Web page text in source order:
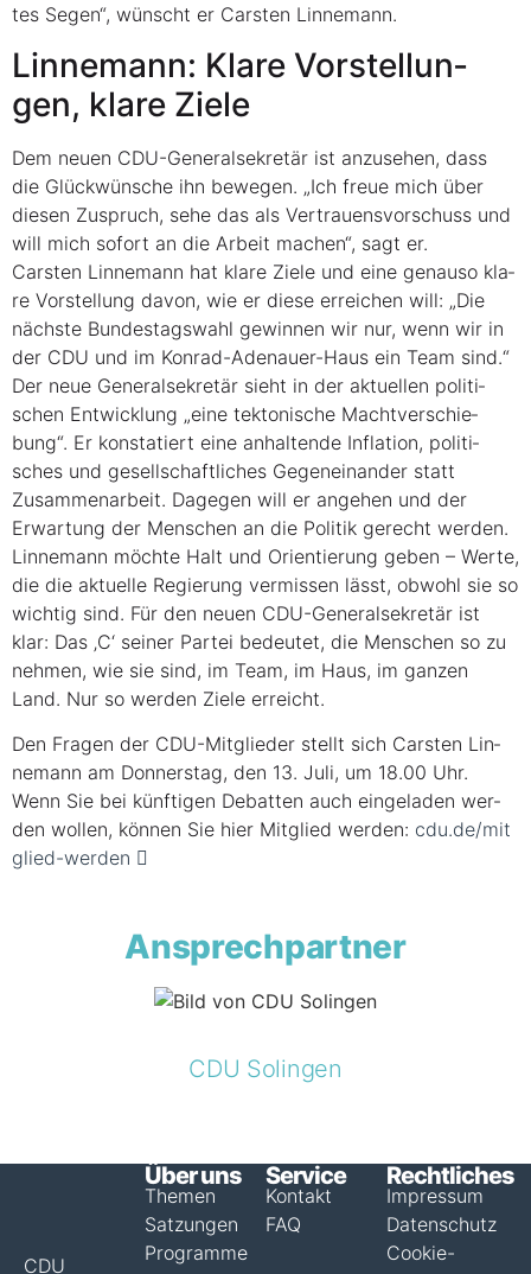
tes Segen“, wünscht er Cars­ten Linnemann.
Lin­ne­mann: Kla­re Vor­stel­lun­
gen, kla­re Ziele
Dem neu­en CDU-Gene­ral­se­kre­tär ist anzu­se­hen, dass
die Glück­wün­sche ihn bewe­gen. „Ich freue mich über
die­sen Zuspruch, sehe das als Ver­trau­ens­vor­schuss und
will mich sofort an die Arbeit machen“, sagt er.
Cars­ten Lin­ne­mann hat kla­re Zie­le und eine genau­so kla­
re Vor­stel­lung davon, wie er die­se errei­chen will: „Die
nächs­te Bun­des­tags­wahl gewin­nen wir nur, wenn wir in
der CDU und im Kon­rad-Ade­nau­er-Haus ein Team sind.“
Der neue Gene­ral­se­kre­tär sieht in der aktu­el­len poli­ti­
schen Ent­wick­lung „eine tek­to­ni­sche Macht­ver­schie­
bung“. Er kon­sta­tiert eine anhal­ten­de Infla­ti­on, poli­ti­
sches und gesell­schaft­li­ches Gegen­ein­an­der statt
Zusam­men­ar­beit. Dage­gen will er ange­hen und der
Erwar­tung der Men­schen an die Poli­tik gerecht wer­den.
Lin­ne­mann möch­te Halt und Ori­en­tie­rung geben – Wer­te,
die die aktu­el­le Regie­rung ver­mis­sen lässt, obwohl sie so
wich­tig sind. Für den neu­en CDU-Gene­ral­se­kre­tär ist
klar: Das ‚C‘ sei­ner Par­tei bedeu­tet, die Men­schen so zu
neh­men, wie sie sind, im Team, im Haus, im gan­zen
Land. Nur so wer­den Zie­le erreicht.
Den Fra­gen der CDU-Mit­glie­der stellt sich Cars­ten Lin­
ne­mann am Don­ners­tag, den 13. Juli, um 18.00 Uhr.
Wenn Sie bei künf­ti­gen Debat­ten auch ein­ge­la­den wer­
den wol­len, kön­nen Sie hier Mit­glied wer­den: cdu​.de/​m​i​t​
g​l​i​e​d​-​w​erden
Ansprechpartner
CDU Solingen
CDU
Über uns
Themen
Satzungen
Programme
Service
Kontakt
FAQ
Rechtliches
Impressum
Datenschutz
Cookie-